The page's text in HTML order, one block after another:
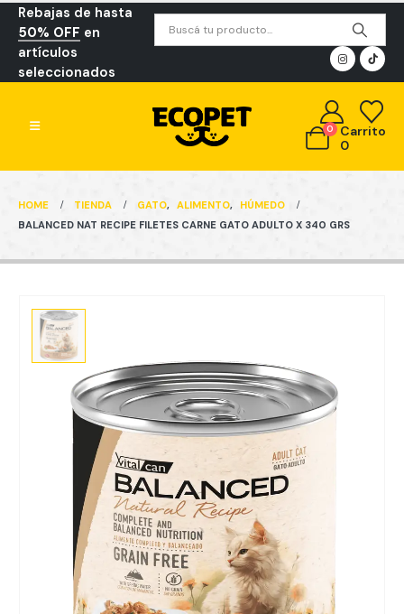
Rebajas de hasta
50% OFF en
artículos
seleccionados
0
Carrito
0
HOME TIENDA GATO, ALIMENTO,
HÚMEDO
BALANCED NAT RECIPE FILETES CARNE GATO ADULTO X 340 GRS